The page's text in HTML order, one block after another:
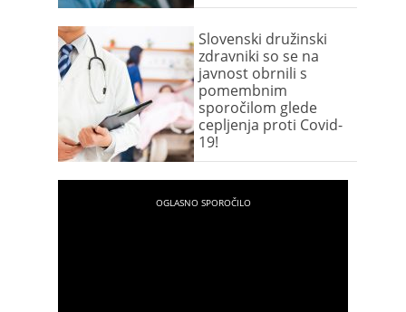
Slovenski družinski
zdravniki so se na
javnost obrnili s
pomembnim
sporočilom glede
cepljenja proti Covid-
19!